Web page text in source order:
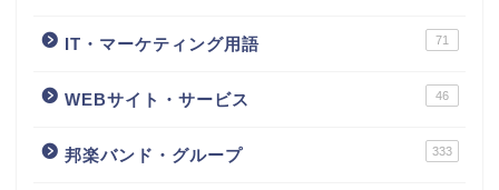
IT・マーケティング用語 71
WEBサイト・サービス 46
邦楽バンド・グループ 333